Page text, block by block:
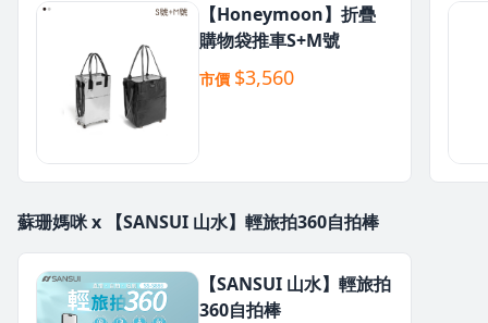
【Honeymoon】折疊
購物袋推車S+M號
市價 $3,560
蘇珊媽咪 x 【SANSUI 山水】輕旅拍360自拍棒
【SANSUI 山水】輕旅拍
360自拍棒